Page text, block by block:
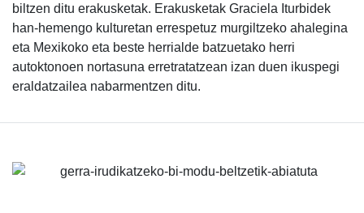
biltzen ditu erakusketak. Erakusketak Graciela Iturbidek
han-hemengo kulturetan errespetuz murgiltzeko ahalegina
eta Mexikoko eta beste herrialde batzuetako herri
autoktonoen nortasuna erretratatzean izan duen ikuspegi
eraldatzailea nabarmentzen ditu.